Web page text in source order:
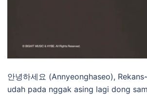
안녕하세요 (Annyeonghaseo),
udah pada nggak asing lagi dong